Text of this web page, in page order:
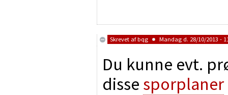
Skrevet afbqg Mandag d. 28/10/2013 -
Du kunne evt.
disse sporplaner